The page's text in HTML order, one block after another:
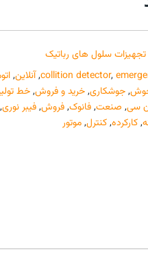
تجهیزات سلول های رباتیک
collition detector,
,آنلاین,
,جوشکاری,خرید و فروش,خط
سی, صنعت,فانوک,فروش,فیبر نوری,
,کارکرده,کنترل,موتور